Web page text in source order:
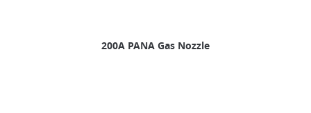
200A PANA Gas Nozzle